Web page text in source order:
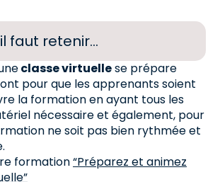
faut retenir…
classe virtuellese prépare
pour que les apprenants soient
la formation en ayant tous les
nécessaire et également, pour
ne soit pas bien rythmée et
formation“Préparez et animez